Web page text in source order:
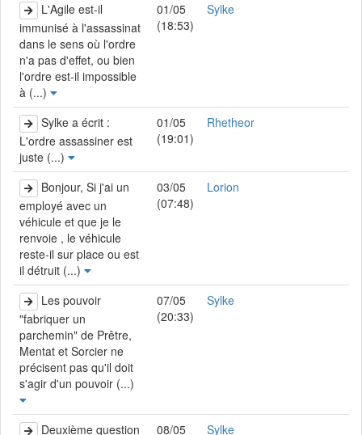
L'Agile est-il
immunisé à l'assassinat
dans le sens où l'ordre
n'a pas d'effet, ou bien
l'ordre est-il impossible
à (...)
01/05
(18:53)
Sylke
Sylke a écrit :
L'ordre assassiner est
juste (...)
01/05
(19:01)
Rhetheor
Bonjour, Si j'ai un
employé avec un
véhicule et que je le
renvoie , le véhicule
reste-il sur place ou est
il détruit (...)
03/05
(07:48)
Lorion
Les pouvoir
"fabriquer un
parchemin" de Prêtre,
Mentat et Sorcier ne
précisent pas qu'il doit
s'agir d'un pouvoir (...)
07/05
(20:33)
Sylke
Deuxième question
08/05
Sylke